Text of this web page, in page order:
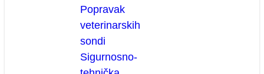
Popravak
veterinarskih
sondi
Sigurnosno-